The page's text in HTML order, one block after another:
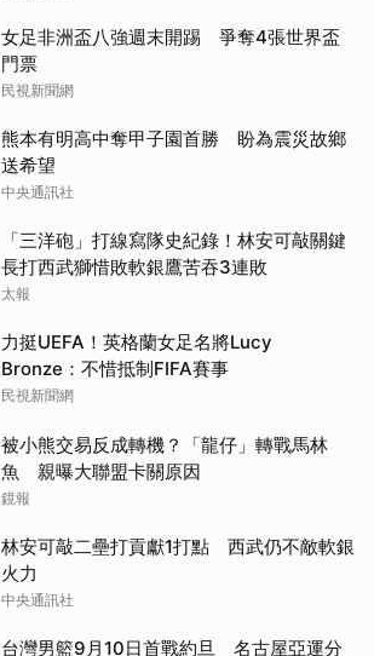
女足非洲盃八強週末開踢 爭奪4張世界盃
門票
民視新聞網
熊本有明高中奪甲子園首勝 盼為震災故鄉
送希望
中央通訊社
「三洋砲」打線寫隊史紀錄！林安可敲關鍵
長打西武獅惜敗軟銀鷹苦吞3連敗
太報
力挺UEFA！英格蘭女足名將Lucy
Bronze：不惜抵制FIFA賽事
民視新聞網
被小熊交易反成轉機？「龍仔」轉戰馬林
魚 親曝大聯盟卡關原因
鏡報
林安可敲二壘打貢獻1打點 西武仍不敵軟銀
火力
中央通訊社
台灣男籃9月10日首戰約旦 名古屋亞運分